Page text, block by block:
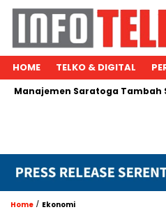
HOME TELKO & DIGITAL
Saratoga Tambah Saham,
Home / Ekonomi